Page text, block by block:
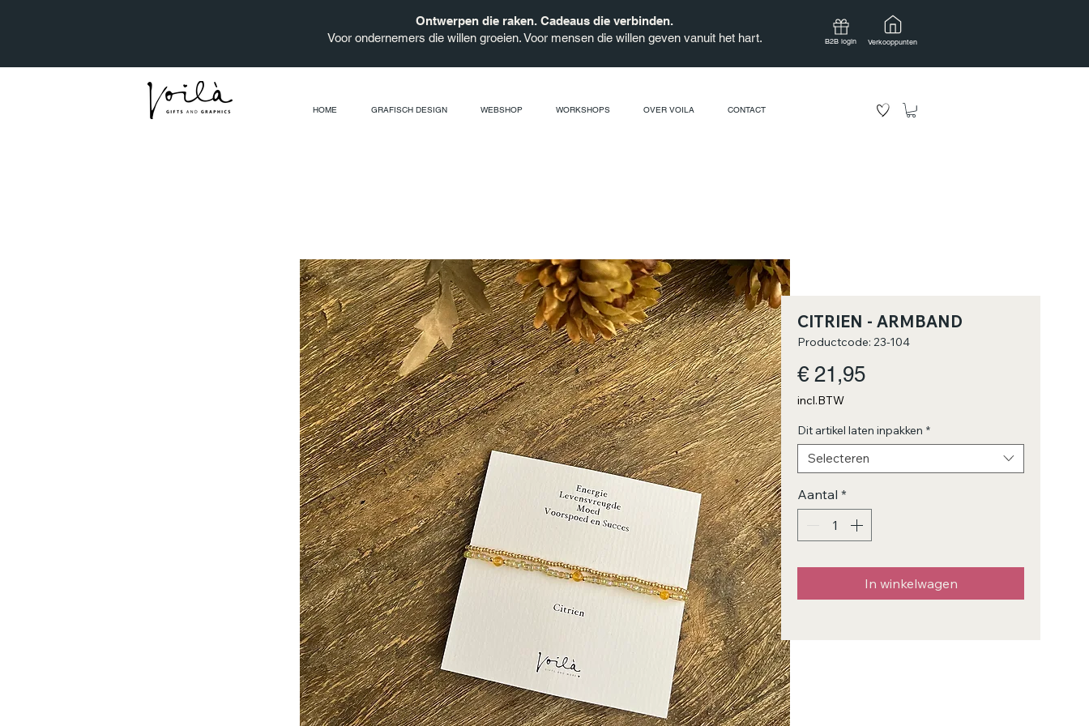
Ontwerpen die raken. Cadeaus die verbinden.
Voor ondernemers die willen groeien. Voor mensen die willen geven vanuit het hart.
Verkooppunten
B2B login
HOME GRAFISCH DESIGN WEBSHOP WORKSHOPS OVER VOILA CONTACT
CITRIEN - ARMBAND
Productcode: 23-104
€ 21,95Prijs
incl.BTW
Dit artikel laten inpakken *
Selecteren
Aantal *
In winkelwagen